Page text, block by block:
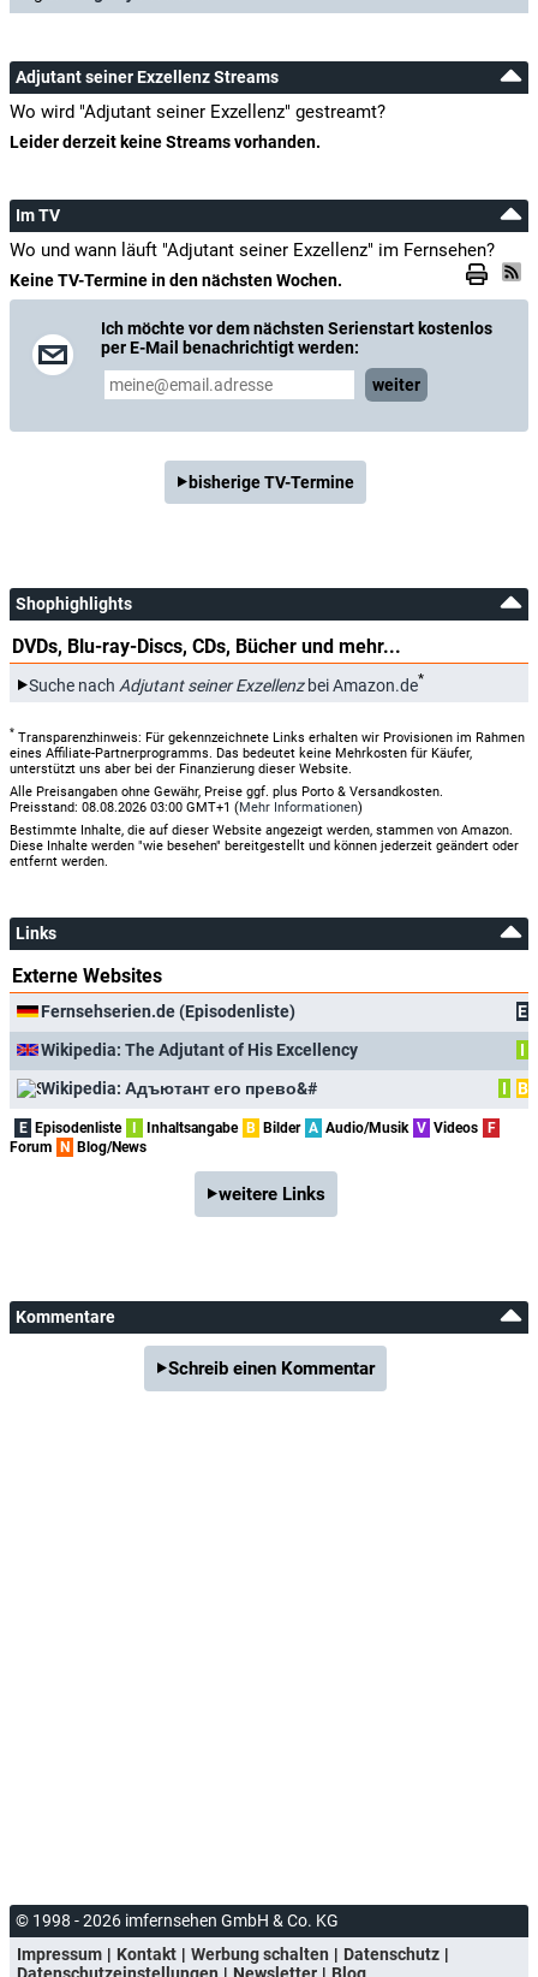
Adjutant seiner Exzellenz Streams
Wo wird "Adjutant seiner Exzellenz" gestreamt?
Leider derzeit keine Streams vorhanden.
Im TV
Wo und wann läuft "Adjutant seiner Exzellenz" im Fernsehen?
Keine TV-Termine in den nächsten Wochen.
Ich möchte vor dem nächsten Serienstart kostenlos
per E-Mail benachrichtigt werden:
weiter
bisherige TV-Termine
Shophighlights
DVDs, Blu-ray-Discs, CDs, Bücher und mehr...
Suche nach Adjutant seiner Exzellenzbei Amazon.de*
* Transparenzhinweis: Für gekennzeichnete Links erhalten wir Provisionen im Rahmen
eines Affiliate-Partnerprogramms. Das bedeutet keine Mehrkosten für Käufer,
unterstützt uns aber bei der Finanzierung dieser Website.
Alle Preisangaben ohne Gewähr, Preise ggf. plus Porto & Versandkosten.
Preisstand: 08.08.2026 03:00 GMT+1 (Mehr Informationen)
Bestimmte Inhalte, die auf dieser Website angezeigt werden, stammen von Amazon.
Diese Inhalte werden "wie besehen" bereitgestellt und können jederzeit geändert oder
entfernt werden.
Links
Externe Websites
Fernsehserien.de (Episodenliste)
E
Wikipedia: The Adjutant of His Excellency
I
Wikipedia: Адъютант его прево&#
I B
E Episodenliste I Inhaltsangabe B Bilder A Audio/Musik V Videos F
Forum N Blog/News
weitere Links
Kommentare
Schreib einen Kommentar
© 1998 - 2026 imfernsehen GmbH & Co. KG
Impressum
Kontakt Werbung schalten
Datenschutz